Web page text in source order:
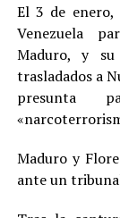
El 3 de enero,
Venezuela
Maduro, y su
trasladados a
presunta
Maduro y
ante un